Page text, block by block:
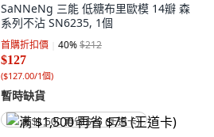
SaNNeNg 三能 低糖布里歐模 14瓣 森
系列不沾 SN6235, 1個
首購折扣價 40%$212
$127
($127.00/1個)
暫時缺貨
满 $1,500 再省 $75 (王道卡)